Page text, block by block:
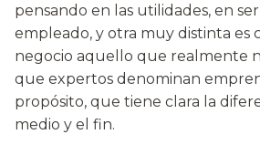
pensando en las utilidades, en
empleado, y otra muy distinta es
negocio aquello que realmente
que expertos denominan
propósito, que tiene clara la
medio y el fin.